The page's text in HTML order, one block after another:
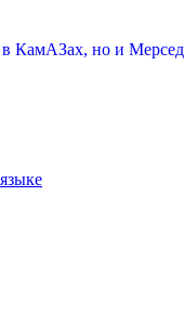
КамАЗах, но и